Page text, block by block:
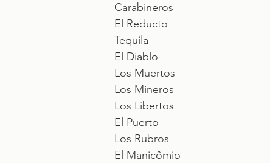
Carabineros
El Reducto
Tequila
El Diablo
Los Muertos
Los Mineros
Los Libertos
El Puerto
Los Rubros
El Manicômio